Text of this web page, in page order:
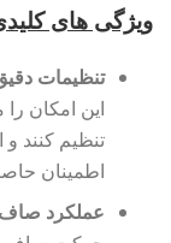
ویژگی های
تنظیمات
این امکان
تنظیم کنند و
اطمینان
عملکرد